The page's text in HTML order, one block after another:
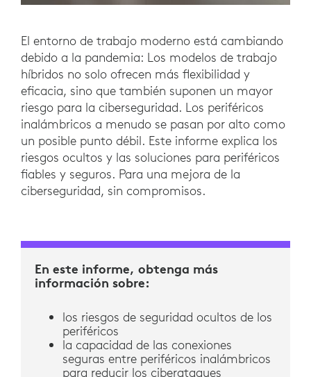
El entorno de trabajo moderno está cambiando
debido a la pandemia: Los modelos de trabajo
híbridos no solo ofrecen más flexibilidad y
eficacia, sino que también suponen un mayor
riesgo para la ciberseguridad. Los periféricos
inalámbricos a menudo se pasan por alto como
un posible punto débil. Este informe explica los
riesgos ocultos y las soluciones para periféricos
fiables y seguros. Para una mejora de la
ciberseguridad, sin compromisos.
En este informe, obtenga más
información sobre:
los riesgos de seguridad ocultos de los
periféricos
la capacidad de las conexiones
seguras entre periféricos inalámbricos
para reducir los ciberataques